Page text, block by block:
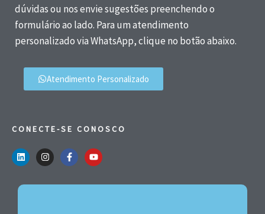
dúvidas ou nos envie sugestões preenchendo o
formulário ao lado. Para um atendimento
personalizado via WhatsApp, clique no botão abaixo.
Atendimento Personalizado
CONECTE-SE CONOSCO